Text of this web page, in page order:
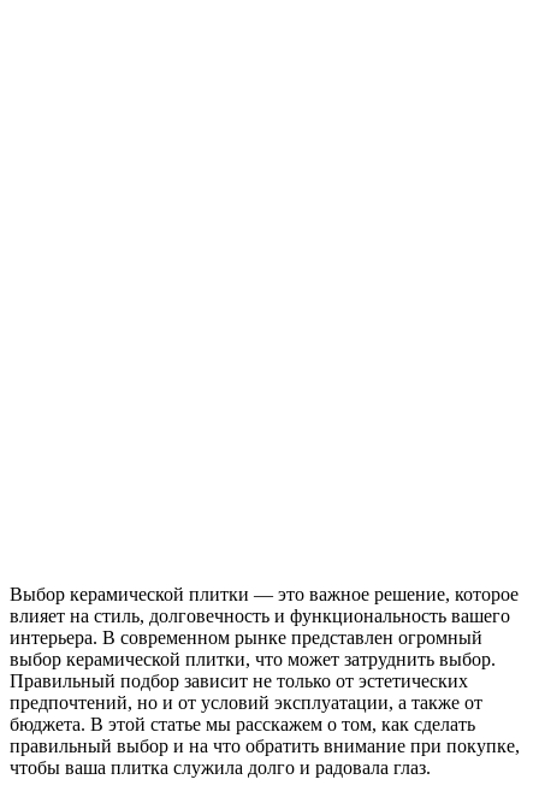
Выбор керамической плитки — это важное решение, которое
влияет на стиль, долговечность и функциональность вашего
интерьера. В современном рынке представлен огромный
выбор керамической плитки, что может затруднить выбор.
Правильный подбор зависит не только от эстетических
предпочтений, но и от условий эксплуатации, а также от
бюджета. В этой статье мы расскажем о том, как сделать
правильный выбор и на что обратить внимание при покупке,
чтобы ваша плитка служила долго и радовала глаз.